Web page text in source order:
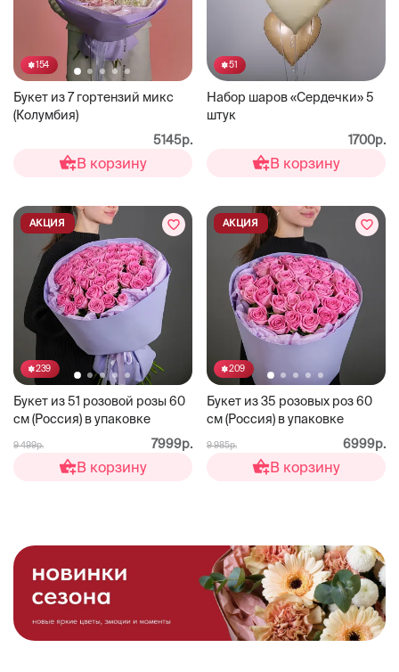
154
Букет из 7 гортензий микс
(Колумбия)
5145р.
В корзину
51
Набор шаров «Сердечки» 5
штук
1700р.
В корзину
239
Букет из 51 розовой розы 60
см (Россия) в упаковке
АКЦИЯ
9 499р. 7999р.
В корзину
209
Букет из 35 розовых роз 60
см (Россия) в упаковке
АКЦИЯ
9 985р. 6999р.
В корзину